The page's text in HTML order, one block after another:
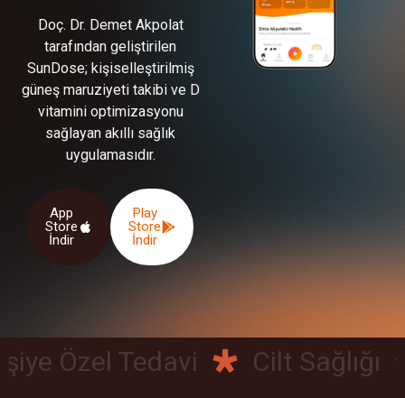
Doç. Dr. Demet Akpolat
tarafından geliştirilen
SunDose; kişiselleştirilmiş
güneş maruziyeti takibi ve D
vitamini optimizasyonu
sağlayan akıllı sağlık
uygulamasıdır.
App
Store
İndir
Play
Store
İndir
Özel Tedavi Cilt Sağlığı